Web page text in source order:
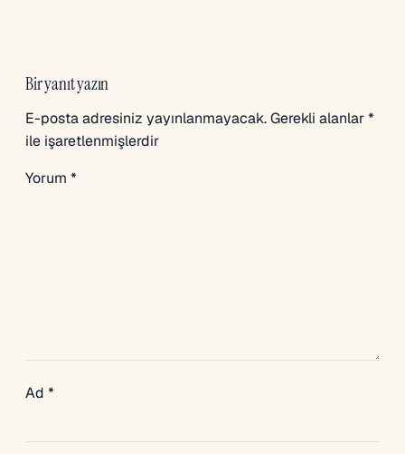
Bir yanıt yazın
E-posta adresiniz yayınlanmayacak.Gerekli alanlar*
ile işaretlenmişlerdir
Yorum *
Ad *